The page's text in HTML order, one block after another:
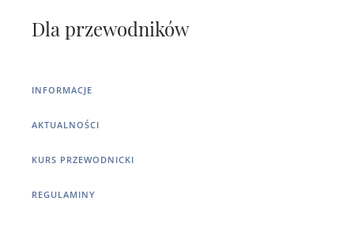
Dla przewodników
INFORMACJE
AKTUALNOŚCI
KURS PRZEWODNICKI
REGULAMINY